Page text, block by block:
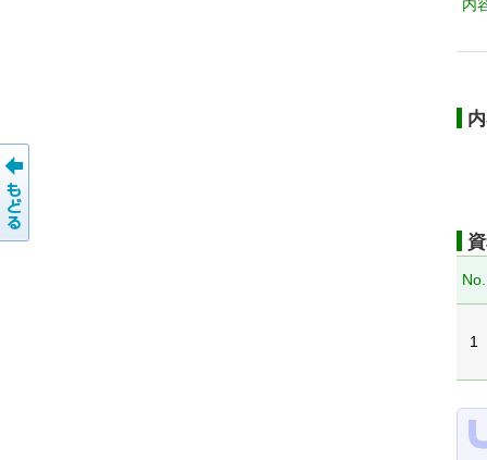
内
No.
1